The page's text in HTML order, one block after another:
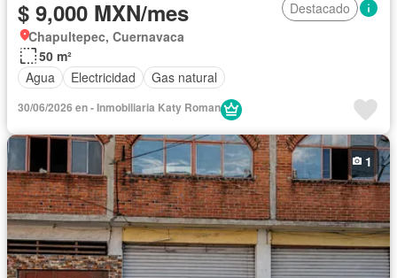
$ 9,000 MXN/mes
Destacado
Chapultepec, Cuernavaca
50 m²
Agua
Electricidad Gas natural
30/06/2026 en - Inmobiliaria Katy Roman
1